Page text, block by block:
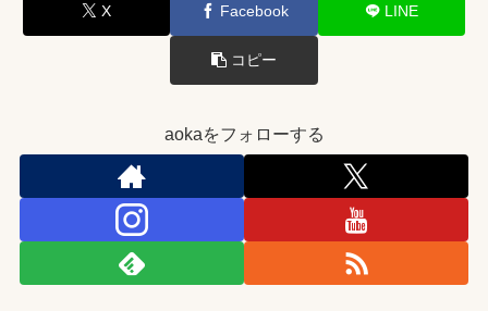
X Facebook LINE
コピー
aokaをフォローする